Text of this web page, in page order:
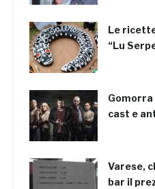
Le
“Lu
cast e
Varese,
bar il